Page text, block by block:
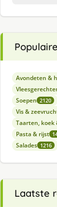
Avondeten &
Soepen 2120
Vis &
Taarten, koek
Pasta & rijst
Salades 1216
Laatste